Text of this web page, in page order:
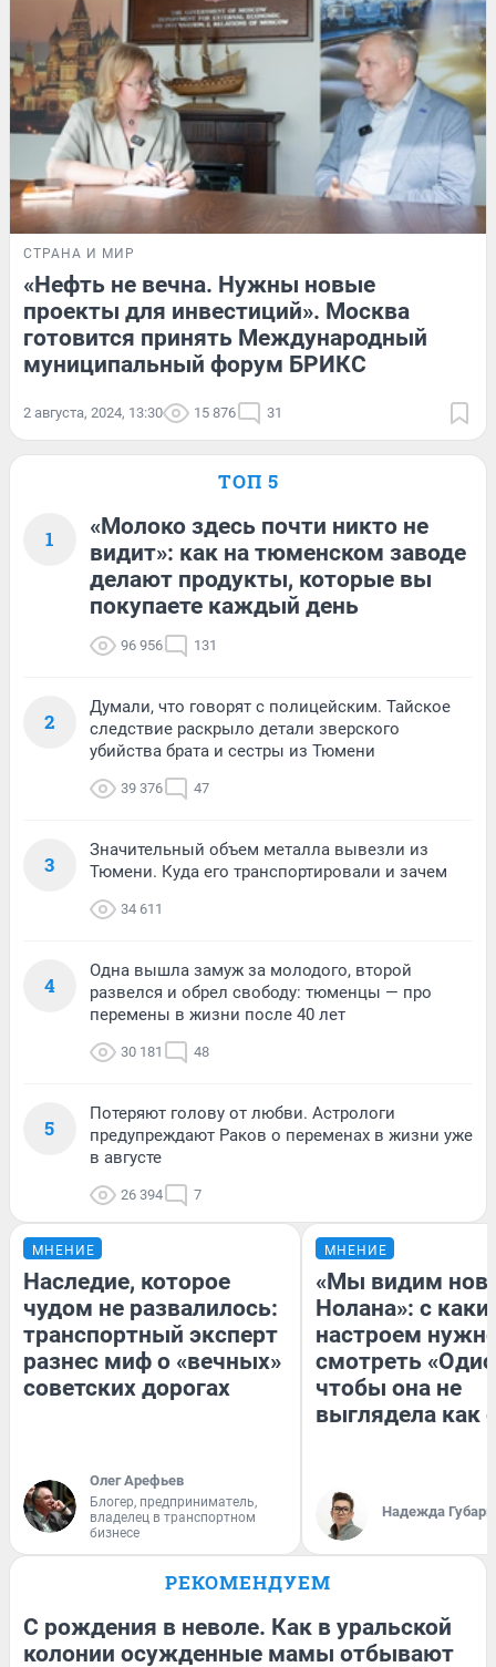
СТРАНА И МИР
«Нефть не вечна. Нужны новые
проекты для инвестиций». Москва
готовится принять Международный
муниципальный форум БРИКС
2 августа, 2024, 13:30 15 876 31
ТОП 5
1
«Молоко здесь почти никто не
видит»: как на тюменском заводе
делают продукты, которые вы
покупаете каждый день
96 956 131
2
Думали, что говорят с полицейским. Тайское
следствие раскрыло детали зверского
убийства брата и сестры из Тюмени
39 376 47
3
Значительный объем металла вывезли из
Тюмени. Куда его транспортировали и зачем
34 611
4
Одна вышла замуж за молодого, второй
развелся и обрел свободу: тюменцы — про
перемены в жизни после 40 лет
30 181 48
5
Потеряют голову от любви. Астрологи
предупреждают Раков о переменах в жизни уже
в августе
26 394 7
МНЕНИЕ
Наследие, которое
чудом не развалилось:
транспортный эксперт
разнес миф о «вечных»
советских дорогах
Олег Арефьев
Блогер, предприниматель,
владелец в транспортном
бизнесе
МНЕНИЕ
«Мы видим
Нолана»: с
настроем
смотреть
чтобы она не
выглядела как
Надежда Губарь
РЕКОМЕНДУЕМ
С рождения в неволе. Как в уральской
колонии осужденные мамы отбывают